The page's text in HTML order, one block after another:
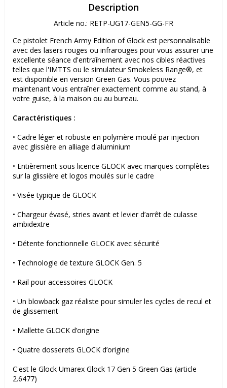
Description
Article no.: RETP-UG17-GEN5-GG-FR
Ce pistolet French Army Edition of Glock est personnalisable
avec des lasers rouges ou infrarouges pour vous assurer une
excellente séance d'entraînement avec nos cibles réactives
telles que l'IMTTS ou le simulateur Smokeless Range®, et
est disponible en version Green Gas. Vous pouvez
maintenant vous entraîner exactement comme au stand, à
votre guise, à la maison ou au bureau.
Caractéristiques :
• Cadre léger et robuste en polymère moulé par injection
avec glissière en alliage d'aluminium
• Entièrement sous licence GLOCK avec marques complètes
sur la glissière et logos moulés sur le cadre
• Visée typique de GLOCK
• Chargeur évasé, stries avant et levier d’arrêt de culasse
ambidextre
• Détente fonctionnelle GLOCK avec sécurité
• Technologie de texture GLOCK Gen. 5
• Rail pour accessoires GLOCK
• Un blowback gaz réaliste pour simuler les cycles de recul et
de glissement
• Mallette GLOCK d’origine
• Quatre dosserets GLOCK d’origine
C'est le Glock Umarex Glock 17 Gen 5 Green Gas (article
2.6477)